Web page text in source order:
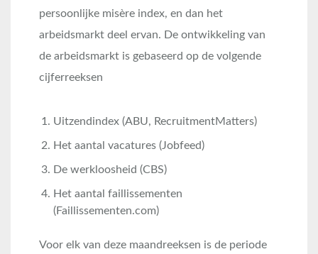
persoonlijke misère index, en dan het
arbeidsmarkt deel ervan. De ontwikkeling van
de arbeidsmarkt is gebaseerd op de volgende
cijferreeksen
Uitzendindex (ABU, RecruitmentMatters)
Het aantal vacatures (Jobfeed)
De werkloosheid (CBS)
Het aantal faillissementen
(Faillissementen.com)
Voor elk van deze maandreeksen is de periode